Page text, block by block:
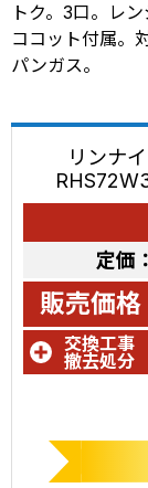
トク。3口。レ
ココット付属。
パンガス。
リンナ
定価：
販売価格
交換工事
撤去処分